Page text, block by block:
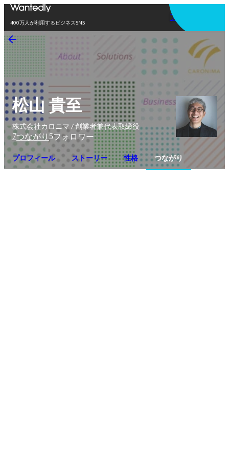
400万人が利用するビジネスSNS
アプリを使う
松山 貴至
株式会社カロニマ / 創業者兼代表取締役
7つながり 5フォロワー
プロフィール ストーリー 性格 つながり